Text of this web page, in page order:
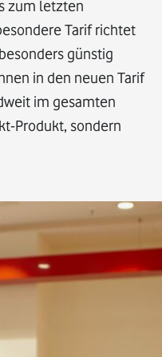
zum letzten
Tarif richtet
günstig
in den neuen Tarif
im gesamten
Produkt, sondern